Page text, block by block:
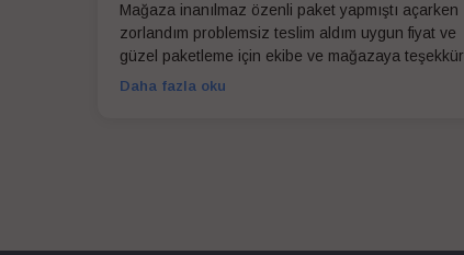
Mağaza inanılmaz özenli paket yapmıştı açarken
zorlandım problemsiz teslim aldım uygun fiyat ve
güzel paketleme için ekibe ve mağazaya teşekkür
ederim
Daha fazla oku